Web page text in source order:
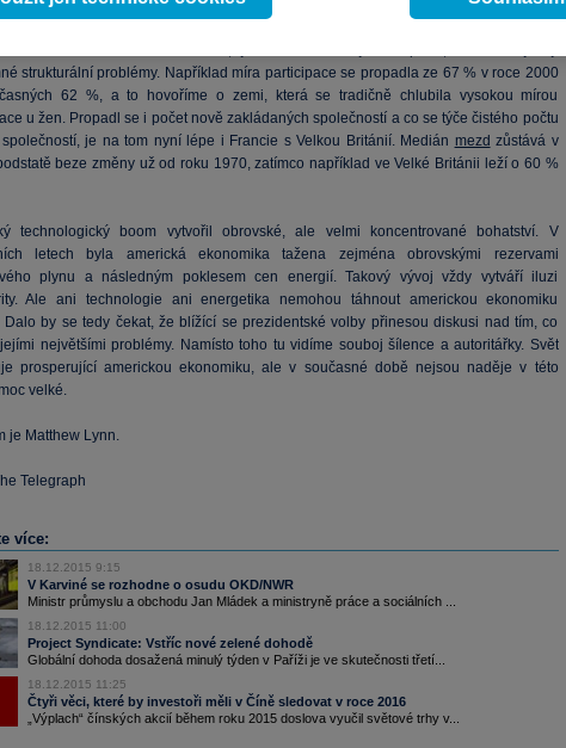
patří snížení daně ze zisků na 25 % a zrušení zdanění kapitálových zisků a dividend.
strukturální problémy. Například míra participace se propadla ze 67 % v roce 2000
62 %, a to hovoříme o zemi, která se tradičně chlubila vysokou mírou
u žen. Propadl se i počet nově zakládaných společností a co se týče čistého počtu
je na tom nyní lépe i Francie s Velkou Británií. Medián mezd zůstává v
beze změny už od roku 1970, zatímco například ve Velké Británii leží o 60 %
technologický boom vytvořil obrovské, ale velmi koncentrované bohatství. V
letech byla americká ekonomika tažena zejména obrovskými rezervami
plynu a následným poklesem cen energií. Takový vývoj vždy vytváří iluzi
Ale ani technologie ani energetika nemohou táhnout americkou ekonomiku
Dalo by se tedy čekat, že blížící se prezidentské volby přinesou diskusi nad tím, co
největšími problémy. Namísto toho tu vidíme souboj šílence a autoritářky. Svět
prosperující americkou ekonomiku, ale v současné době nejsou naděje v této
velké.
je Matthew Lynn.
Telegraph
více:
18.12.2015 9:15
V Karviné se rozhodne o osudu OKD/NWR
Ministr průmyslu a obchodu Jan Mládek a ministryně práce a sociálních ...
18.12.2015 11:00
Project Syndicate: Vstříc nové zelené dohodě
Globální dohoda dosažená minulý týden v Paříži je ve skutečnosti třetí...
18.12.2015 11:25
Čtyři věci, které by investoři měli v Číně sledovat v roce 2016
„Výplach“ čínských akcií během roku 2015 doslova vyučil světové trhy v...